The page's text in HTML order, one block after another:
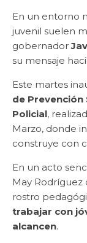
En un entorno
juvenil suelen
gobernador
su mensaje
Este martes
de Prevención
Policial,
Marzo, donde
construye con
En un acto
May Rodríguez
rostro
trabajar con
alcancen.